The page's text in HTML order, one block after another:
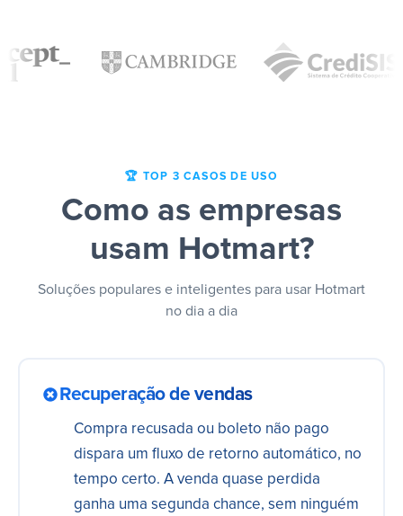
🏆 TOP 3 CASOS DE USO
Como as empresas
usam Hotmart?
Soluções populares e inteligentes para usar Hotmart
no dia a dia
Recuperação de vendas
Compra recusada ou boleto não pago
dispara um fluxo de retorno automático, no
tempo certo. A venda quase perdida
ganha uma segunda chance, sem ninguém